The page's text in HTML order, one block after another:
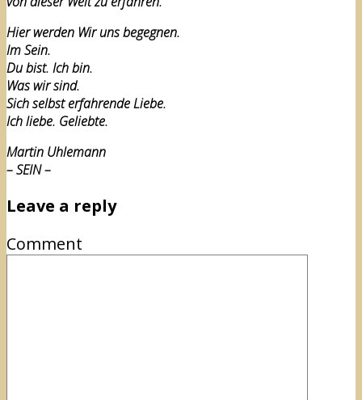
Hier werden Wir uns begegnen.
Im Sein.
Du bist. Ich bin.
Was wir sind.
Sich selbst erfahrende Liebe.
Ich liebe. Geliebte.
Martin Uhlemann
– SEIN –
Leave a reply
Comment